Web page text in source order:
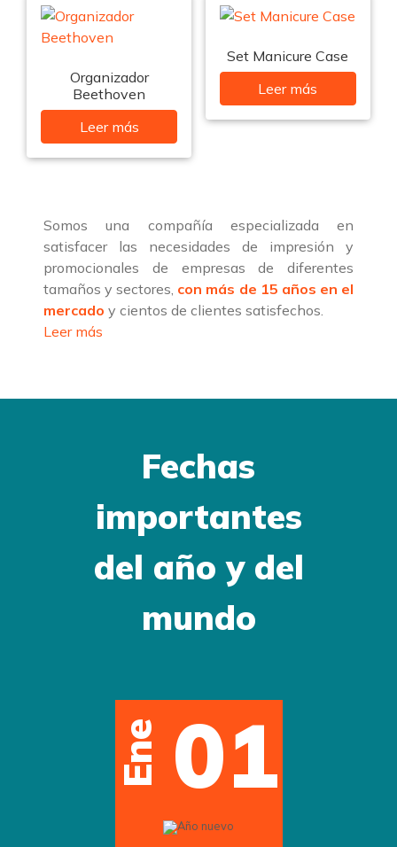
Organizador
Beethoven
Leer más
Set Manicure Case
Leer más
Somos una compañía especializada en
satisfacer las necesidades de impresión y
promocionales de empresas de diferentes
tamaños y sectores, con más de 15 años en el
mercado y cientos de clientes satisfechos.
Leer más
Fechas
importantes
del año y del
mundo
12